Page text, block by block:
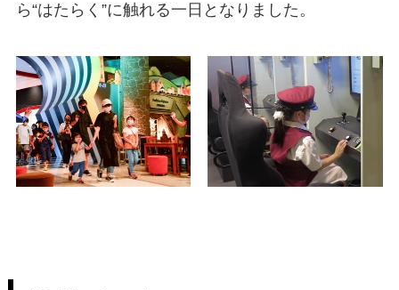
ら“はたらく”に触れる一日となりました。